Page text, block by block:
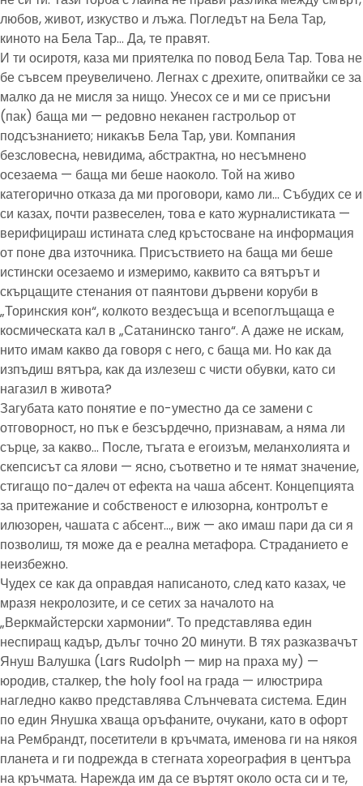
любов, живот, изкуство и лъжа. Погледът на Бела Тар,
киното на Бела Тар… Да, те правят.
И ти осиротя, каза ми приятелка по повод Бела Тар. Това не
бе съвсем преувеличено. Легнах с дрехите, опитвайки се за
малко да не мисля за нищо. Унесох се и ми се присъни
(пак) баща ми — редовно неканен гастрольор от
подсъзнанието; никакъв Бела Тар, уви. Компания
безсловесна, невидима, абстрактна, но несъмнено
осезаема — баща ми беше наоколо. Той на живо
категорично отказа да ми проговори, камо ли… Събудих се и
си казах, почти развеселен, това е като журналистиката —
верифицираш истината след кръстосване на информация
от поне два източника. Присъствието на баща ми беше
истински осезаемо и измеримо, каквито са вятърът и
скърцащите стенания от паянтови дървени коруби в
„Торинския кон“, колкото вездесъща и всепоглъщаща е
космическата кал в „Сатанинско танго“. А даже не искам,
нито имам какво да говоря с него, с баща ми. Но как да
изпъдиш вятъра, как да излезеш с чисти обувки, като си
нагазил в живота?
Загубата като понятие е по-уместно да се замени с
отговорност, но пък е безсърдечно, признавам, а няма ли
сърце, за какво… После, тъгата е егоизъм, меланхолията и
скепсисът са ялови — ясно, съответно и те нямат значение,
стигащо по-далеч от ефекта на чаша абсент. Концепцията
за притежание и собственост е илюзорна, контролът е
илюзорен, чашата с абсент…, виж — ако имаш пари да си я
позволиш, тя може да е реална метафора. Страданието е
неизбежно.
Чудех се как да оправдая написаното, след като казах, че
мразя некролозите, и се сетих за началото на
„Веркмайстерски хармонии“. То представлява един
неспиращ кадър, дълъг точно 20 минути. В тях разказвачът
Януш Валушка (Lars Rudolph — мир на праха му) —
юродив, сталкер, the holy fool на града — илюстрира
нагледно какво представлява Слънчевата система. Един
по един Янушка хваща оръфаните, очукани, като в офорт
на Рембрандт, посетители в кръчмата, именова ги на някоя
планета и ги подрежда в стегната хореография в центъра
на кръчмата. Нарежда им да се въртят около оста си и те,